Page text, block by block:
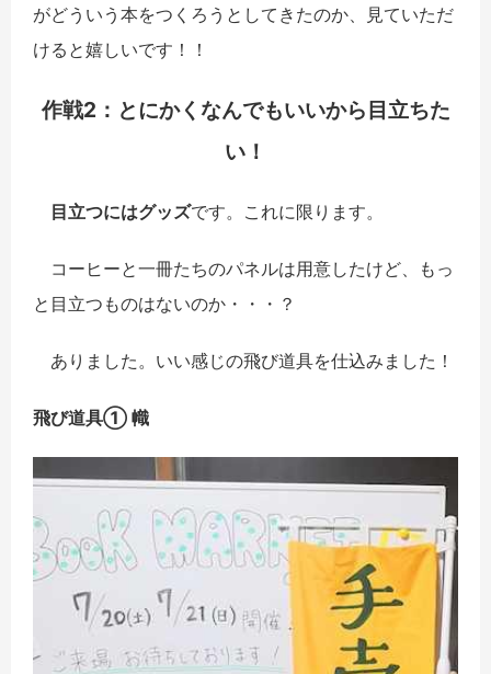
がどういう本をつくろうとしてきたのか、見ていただ
けると嬉しいです！！
作戦2：とにかくなんでもいいから目立ちた
い！
目立つにはグッズです。これに限ります。
コーヒーと一冊たちのパネルは用意したけど、もっ
と目立つものはないのか・・・？
ありました。いい感じの飛び道具を仕込みました！
飛び道具① 幟